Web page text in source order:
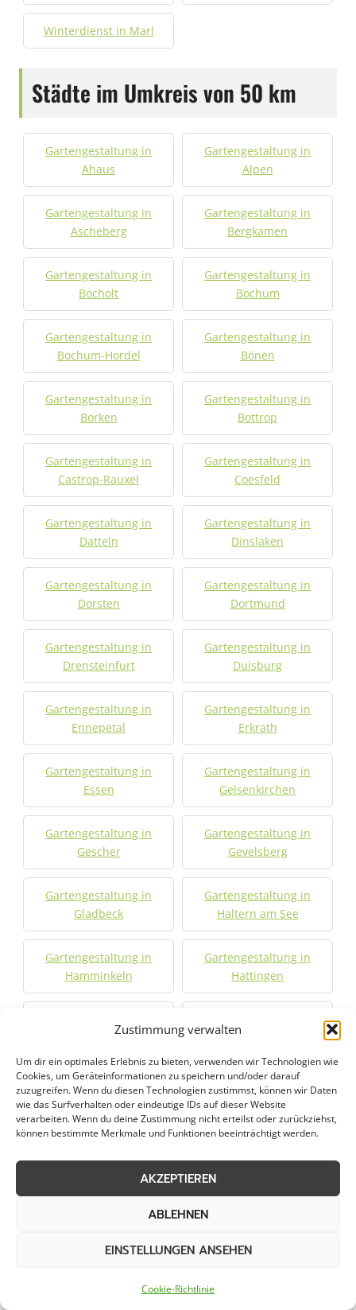
Zustimmung verwalten
Um dir ein optimales Erlebnis zu bieten, verwenden wir Technologien wie
Cookies, um Geräteinformationen zu speichern und/oder darauf
zuzugreifen. Wenn du diesen Technologien zustimmst, können wir Daten
wie das Surfverhalten oder eindeutige IDs auf dieser Website
verarbeiten. Wenn du deine Zustimmung nicht erteilst oder zurückziehst,
können bestimmte Merkmale und Funktionen beeinträchtigt werden.
AKZEPTIEREN
ABLEHNEN
EINSTELLUNGEN ANSEHEN
Cookie-Richtlinie
Winterdienst in Marl
Städte im Umkreis von 50 km
Gartengestaltung in
Ahaus
Gartengestaltung in
Alpen
Gartengestaltung in
Ascheberg
Gartengestaltung in
Bergkamen
Gartengestaltung in
Bocholt
Gartengestaltung in
Bochum
Gartengestaltung in
Bochum-Hordel
Gartengestaltung in
Bönen
Gartengestaltung in
Borken
Gartengestaltung in
Bottrop
Gartengestaltung in
Castrop-Rauxel
Gartengestaltung in
Coesfeld
Gartengestaltung in
Datteln
Gartengestaltung in
Dinslaken
Gartengestaltung in
Dorsten
Gartengestaltung in
Dortmund
Gartengestaltung in
Drensteinfurt
Gartengestaltung in
Duisburg
Gartengestaltung in
Ennepetal
Gartengestaltung in
Erkrath
Gartengestaltung in
Essen
Gartengestaltung in
Gelsenkirchen
Gartengestaltung in
Gescher
Gartengestaltung in
Gevelsberg
Gartengestaltung in
Gladbeck
Gartengestaltung in
Haltern am See
Gartengestaltung in
Hamminkeln
Gartengestaltung in
Hattingen
Havixbeck
Herdecke
Gartengestaltung in
Herne
Gartengestaltung in
Herten
Holzwickede
Gartengestaltung in
Hünxe